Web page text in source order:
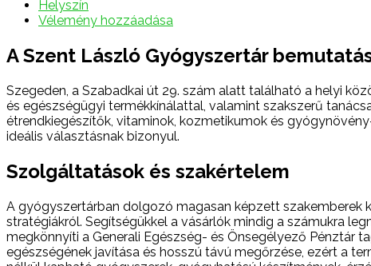
Helyszín
Vélemény hozzáadása
A Szent László Gyógyszertár
Szegeden, a Szabadkai út 29. szám alatt található a helyi
és egészségügyi termékkínálattal, valamint szakszerű
étrendkiegészítők, vitaminok, kozmetikumok és
ideális választásnak bizonyul.
Szolgáltatások és szakértelem
A gyógyszertárban dolgozó magasan képzett szakemberek
stratégiákról. Segítségükkel a vásárlók mindig a számukra
megkönnyíti a Generali Egészség- és Önsegélyező Pénztár
egészségének javítása és hosszú távú megőrzése, ezért a